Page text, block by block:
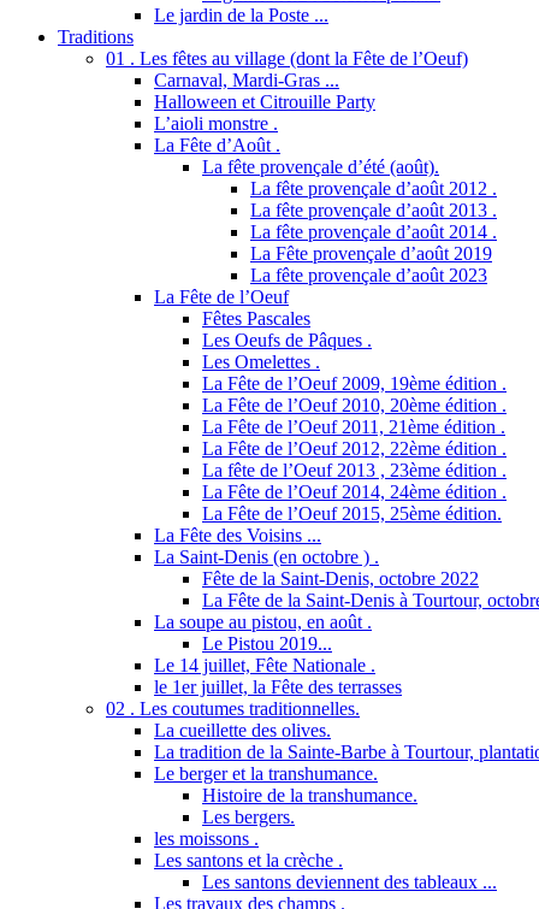
Le jardin de la Poste ...
Traditions
01 . Les fêtes au village (dont la Fête de l’Oeuf)
Carnaval, Mardi-Gras ...
Halloween et Citrouille Party
L’aioli monstre .
La Fête d’Août .
La fête provençale d’été (août).
La fête provençale d’août 2012 .
La fête provençale d’août 2013 .
La fête provençale d’août 2014 .
La Fête provençale d’août 2019
La fête provençale d’août 2023
La Fête de l’Oeuf
Fêtes Pascales
Les Oeufs de Pâques .
Les Omelettes .
La Fête de l’Oeuf 2009, 19ème édition .
La Fête de l’Oeuf 2010, 20ème édition .
La Fête de l’Oeuf 2011, 21ème édition .
La Fête de l’Oeuf 2012, 22ème édition .
La fête de l’Oeuf 2013 , 23ème édition .
La Fête de l’Oeuf 2014, 24ème édition .
La Fête de l’Oeuf 2015, 25ème édition.
La Fête des Voisins ...
La Saint-Denis (en octobre ) .
Fête de la Saint-Denis, octobre 2022
La Fête de la Saint-Denis à Tourtour,
La soupe au pistou, en août .
Le Pistou 2019...
Le 14 juillet, Fête Nationale .
le 1er juillet, la Fête des terrasses
02 . Les coutumes traditionnelles.
La cueillette des olives.
La tradition de la Sainte-Barbe à Tourtour,
Le berger et la transhumance.
Histoire de la transhumance.
Les bergers.
les moissons .
Les santons et la crèche .
Les santons deviennent des tableaux ...
Les travaux des champs .